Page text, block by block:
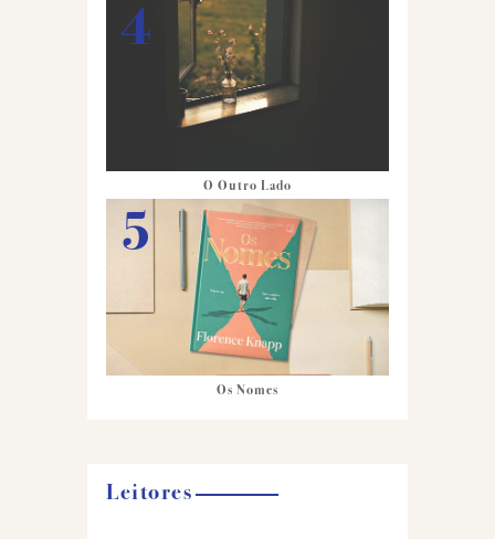
O Outro Lado
Os Nomes
Leitores